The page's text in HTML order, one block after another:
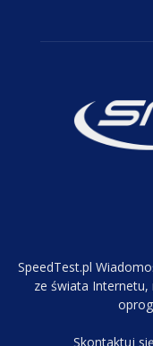
SpeedTest.pl
ze świata Internetu,
Skontaktuj